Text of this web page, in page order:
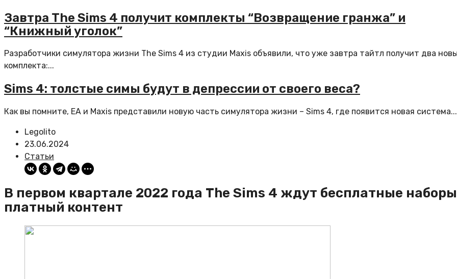
Завтра The Sims 4 получит комплекты “Возвращение гранжа” и
“Книжный уголок”
Разработчики симулятора жизни The Sims 4 из студии Maxis объявили, что уже завтра тайтл получит два
комплекта:...
Sims 4: толстые симы будут в депрессии от своего веса?
Как вы помните, EA и Maxis представили новую часть симулятора жизни – Sims 4, где появится новая система...
Legolito
23.06.2024
Статьи
В первом квартале 2022 года The Sims 4 ждут бесплатные
платный контент